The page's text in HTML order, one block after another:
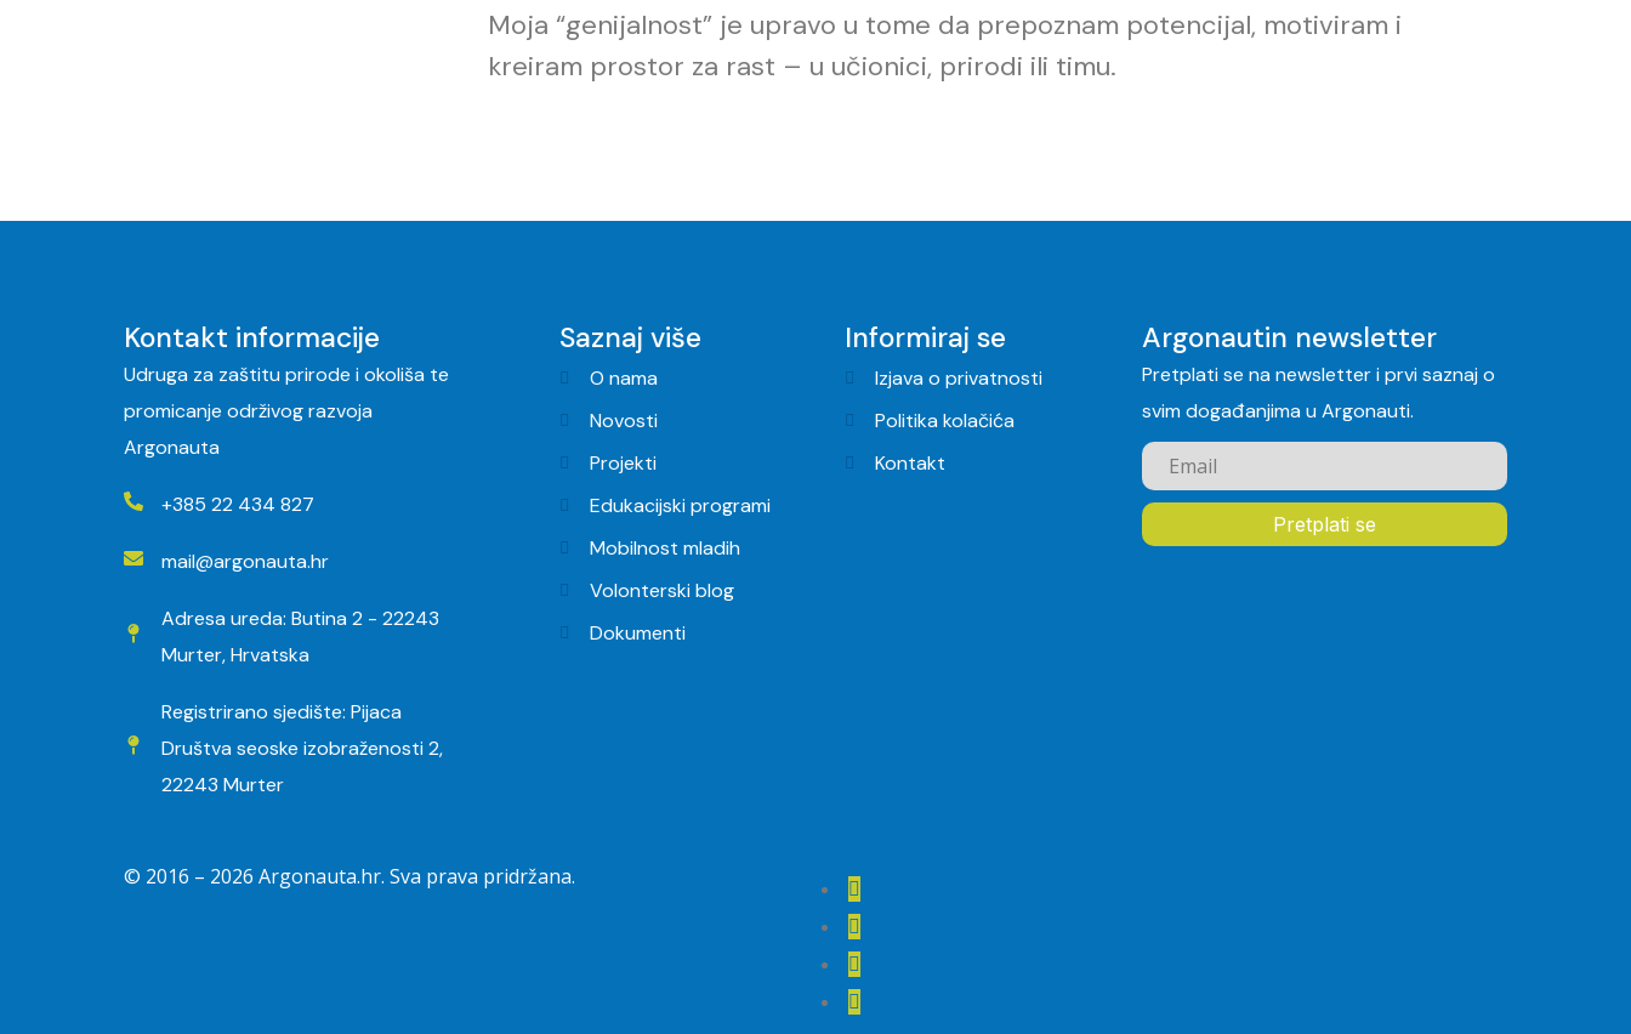
Moja “genijalnost” je upravo u tome da prepoznam potencijal, motiviram i
kreiram prostor za rast – u učionici, prirodi ili timu.
Kontakt informacije
Udruga za zaštitu prirode i okoliša te
promicanje održivog razvoja
Argonauta
+385 22 434 827
mail@argonauta.hr
Adresa ureda: Butina 2 - 22243
Murter, Hrvatska
Registrirano sjedište: Pijaca
Društva seoske izobraženosti 2,
22243 Murter
Saznaj više
O nama
Novosti
Projekti
Edukacijski programi
Mobilnost mladih
Volonterski blog
Dokumenti
Informiraj se
Izjava o privatnosti
Politika kolačića
Kontakt
Argonautin newsletter
Pretplati se na newsletter i prvi saznaj o
svim događanjima u Argonauti.
© 2016 – 2026 Argonauta.hr. Sva prava pridržana.